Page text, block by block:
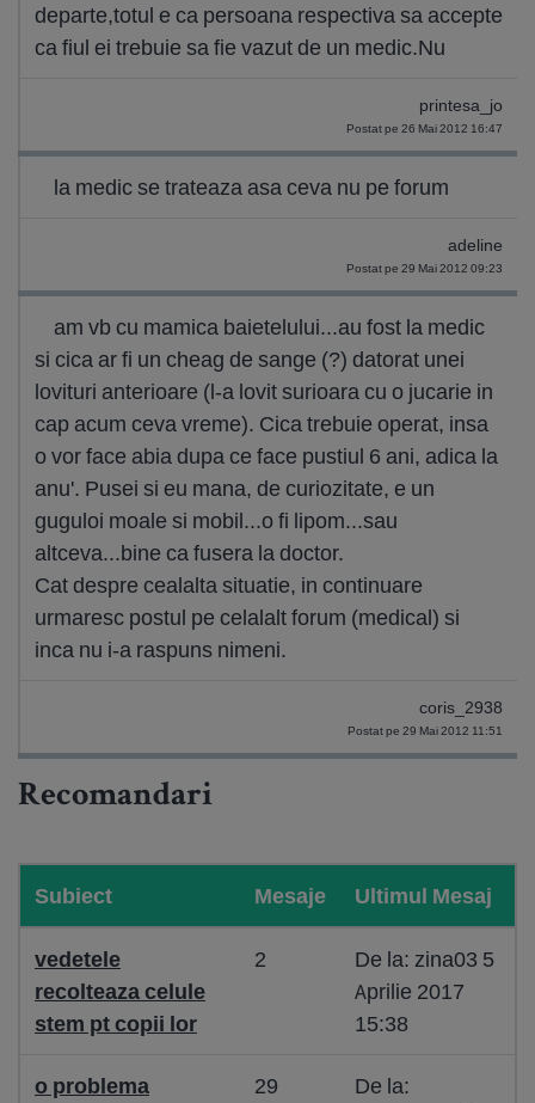
departe,totul e ca persoana respectiva sa accepte
ca fiul ei trebuie sa fie vazut de un medic.Nu
printesa_jo
Postat pe 26 Mai 2012 16:47
la medic se trateaza asa ceva nu pe forum
adeline
Postat pe 29 Mai 2012 09:23
am vb cu mamica baietelului...au fost la medic
si cica ar fi un cheag de sange (?) datorat unei
lovituri anterioare (l-a lovit surioara cu o jucarie in
cap acum ceva vreme). Cica trebuie operat, insa
o vor face abia dupa ce face pustiul 6 ani, adica la
anu'. Pusei si eu mana, de curiozitate, e un
guguloi moale si mobil...o fi lipom...sau
altceva...bine ca fusera la doctor.
Cat despre cealalta situatie, in continuare
urmaresc postul pe celalalt forum (medical) si
inca nu i-a raspuns nimeni.
coris_2938
Postat pe 29 Mai 2012 11:51
Recomandari
Subiect Mesaje Ultimul Mesaj
vedetele
recolteaza celule
stem pt copii lor
2
De la: zina03 5
Aprilie 2017
15:38
o problema
29
De la: